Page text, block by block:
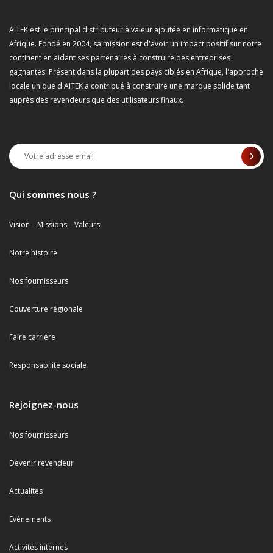
AITEK est le principal distributeur à valeur ajoutée en informatique en
Afrique. Fondé en 2004, sa mission est d'avoir un impact positif sur notre
continent en aidant ses partenaires à construire des entreprises
gagnantes. Présent dans la plupart des pays ciblés en Afrique, l'approche
locale unique d'AITEK a contribué à construire une marque solide tant
auprès des revendeurs que des utilisateurs finaux.
Qui sommes nous ?
Vision – Missions – Valeurs
Notre histoire
Nos fournisseurs
Couverture régionale
Faire carrière
Responsabilité sociale
Rejoignez-nous
Nos fournisseurs
Devenir revendeur
Actualités
Evénements
Activités internes